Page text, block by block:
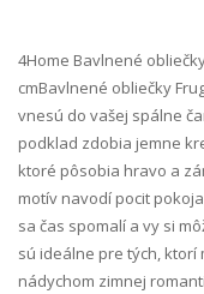
4Home Bavlnené
cm Bavlnené obliečky
vnesú do vašej spálne
podklad zdobia jemne
ktoré pôsobia hravo a
motív navodí pocit
sa čas spomalí a vy si
sú ideálne pre tých, ktorí
nádychom zimnej